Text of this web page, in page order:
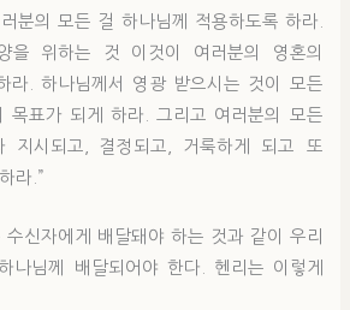
분의 모든 걸 하나님께 적용하도록 하라.
을 위하는 것 이것이 여러분의 영혼의
라. 하나님께서 영광 받으시는 것이 모든
목표가 되게 하라. 그리고 여러분의 모든
지시되고, 결정되고, 거룩하게 되고 또
라.”
신자에게 배달돼야 하는 것과 같이 우리
나님께 배달되어야 한다. 헨리는 이렇게